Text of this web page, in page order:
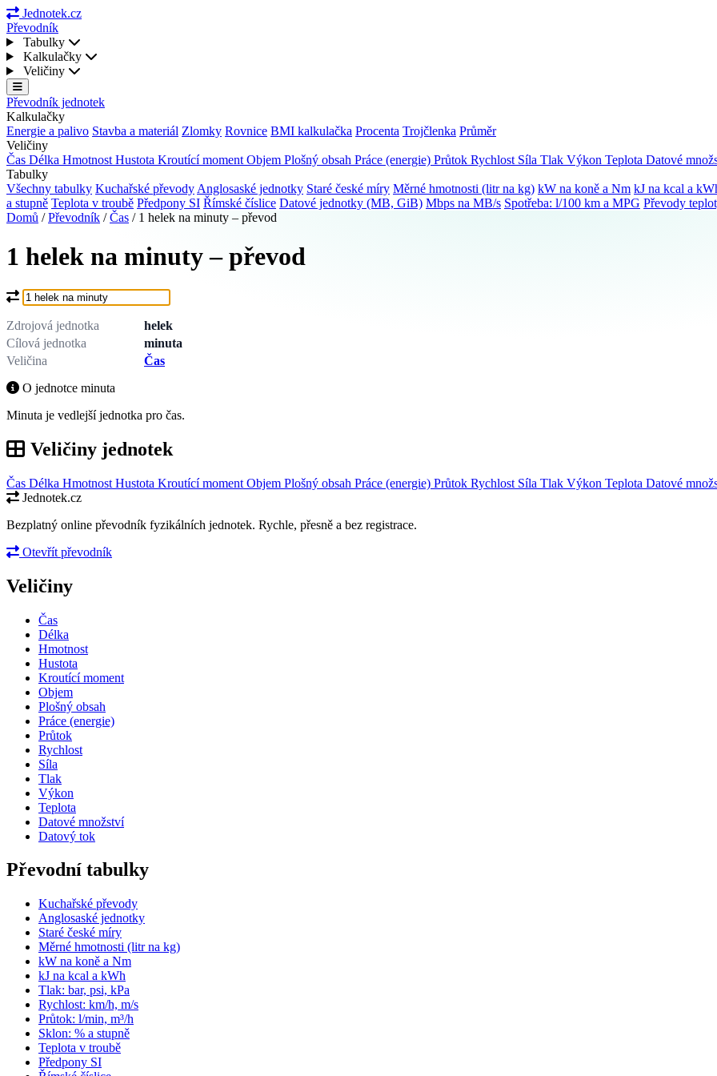
Jednotek.cz
Převodník
Tabulky
Kalkulačky
Veličiny
Převodník jednotek
Kalkulačky
Energie a palivo Stavba a materiál Zlomky Rovnice BMI kalkulačka Procenta Trojčlenka Průměr
Veličiny
Čas Délka Hmotnost Hustota Kroutící moment Objem Plošný obsah Práce (energie) Průtok Rychlost Síla Tlak Výkon Teplota Datové
Tabulky
Všechny tabulky Kuchařské převody Anglosaské jednotky Staré české míry Měrné hmotnosti (litr na kg) kW na koně a Nm kJ na kcal a
a stupně Teplota v troubě Předpony SI Římské číslice Datové jednotky (MB, GiB) Mbps na MB/s Spotřeba: l/100 km a MPG Převody
Domů / Převodník / Čas / 1 helek na minuty – převod
1 helek na minuty – převod
Co chcete převést?
Zdrojová jednotka
helek
Cílová jednotka
minuta
Veličina
Čas
O jednotce minuta
Minuta je vedlejší jednotka pro čas.
Veličiny jednotek
Čas Délka Hmotnost Hustota Kroutící moment Objem Plošný obsah Práce (energie) Průtok Rychlost Síla Tlak Výkon Teplota Datové
Jednotek.cz
Bezplatný online převodník fyzikálních jednotek. Rychle, přesně a bez registrace.
Otevřít převodník
Veličiny
Čas
Délka
Hmotnost
Hustota
Kroutící moment
Objem
Plošný obsah
Práce (energie)
Průtok
Rychlost
Síla
Tlak
Výkon
Teplota
Datové množství
Datový tok
Převodní tabulky
Kuchařské převody
Anglosaské jednotky
Staré české míry
Měrné hmotnosti (litr na kg)
kW na koně a Nm
kJ na kcal a kWh
Tlak: bar, psi, kPa
Rychlost: km/h, m/s
Průtok: l/min, m³/h
Sklon: % a stupně
Teplota v troubě
Předpony SI